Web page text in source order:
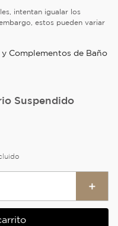
intentan igualar los
estos pueden variar
y Complementos de Baño
Suspendido
＋